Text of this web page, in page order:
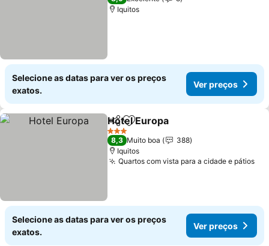
Iquitos
Selecione as datas para ver os preços
exatos.
Ver preços
PartilharAdicionar aos favoritos
Hotel Europa
3 Estrelas
8,3 Muito boa
388
Iquitos
Quartos com vista para a cidade e pátios
Selecione as datas para ver os preços
exatos.
Ver preços